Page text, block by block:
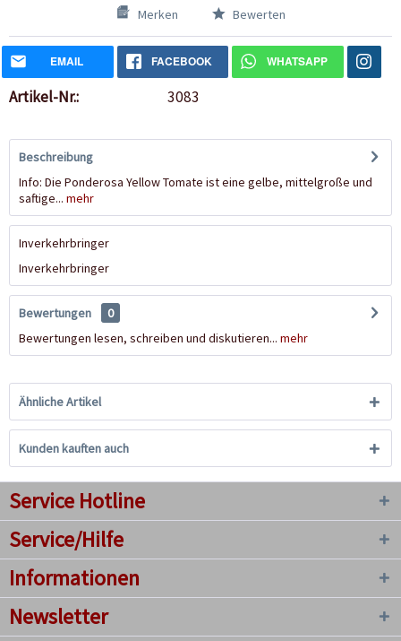
Merken Bewerten
EMAIL FACEBOOK WHATSAPP
Artikel-Nr.: 3083
Beschreibung
Info: Die Ponderosa Yellow Tomate ist eine gelbe, mittelgroße und
saftige... mehr
Inverkehrbringer
Inverkehrbringer
Bewertungen
0
Bewertungen lesen, schreiben und diskutieren... mehr
Ähnliche Artikel
Kunden kauften auch
Service Hotline
Service/Hilfe
Informationen
Newsletter